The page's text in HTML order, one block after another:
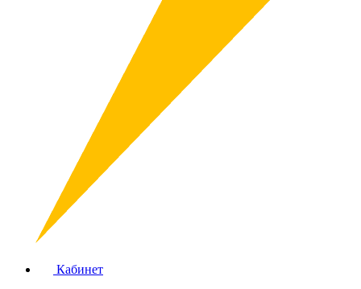
Кабинет